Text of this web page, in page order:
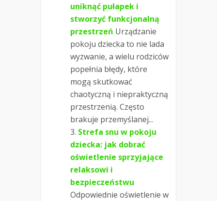
uniknąć pułapek i
stworzyć funkcjonalną
przestrzeń Urządzanie
pokoju dziecka to nie lada
wyzwanie, a wielu rodziców
popełnia błędy, które
mogą skutkować
chaotyczną i niepraktyczną
przestrzenią. Często
brakuje przemyślanej...
Strefa snu w pokoju
dziecka: jak dobrać
oświetlenie sprzyjające
relaksowi i
bezpieczeństwu
Odpowiednie oświetlenie w